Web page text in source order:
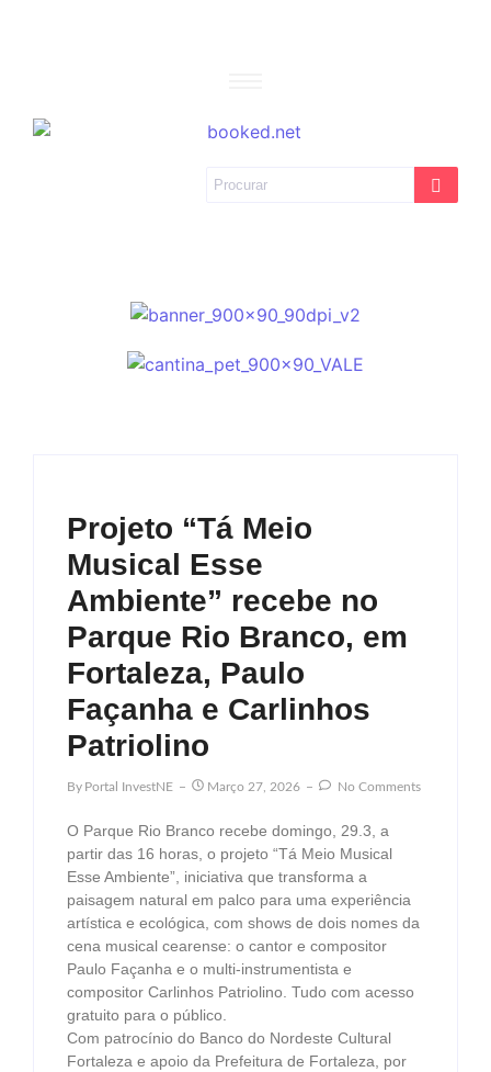
Projeto “Tá Meio
Musical Esse
Ambiente” recebe no
Parque Rio Branco, em
Fortaleza, Paulo
Façanha e Carlinhos
Patriolino
By Portal InvestNE Março 27, 2026 No Comments
O Parque Rio Branco recebe domingo, 29.3, a
partir das 16 horas, o projeto “Tá Meio Musical
Esse Ambiente”, iniciativa que transforma a
paisagem natural em palco para uma experiência
artística e ecológica, com shows de dois nomes da
cena musical cearense: o cantor e compositor
Paulo Façanha e o multi-instrumentista e
compositor Carlinhos Patriolino. Tudo com acesso
gratuito para o público.
Com patrocínio do Banco do Nordeste Cultural
Fortaleza e apoio da Prefeitura de Fortaleza, por